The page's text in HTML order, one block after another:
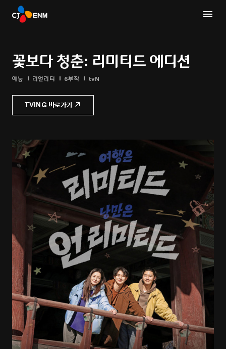
꽃보다 청춘: 리미티드 에디션
예능 리얼리티 6부작 tvN
TVING 바로가기